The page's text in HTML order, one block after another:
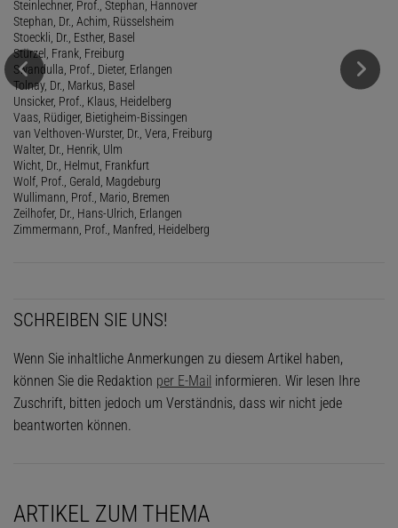
Steinlechner, Prof., Stephan, Hannover
Stephan, Dr., Achim, Rüsselsheim
Stoeckli, Dr., Esther, Basel
Stürzel, Frank, Freiburg
Swandulla, Prof., Dieter, Erlangen
Tolnay, Dr., Markus, Basel
Unsicker, Prof., Klaus, Heidelberg
Vaas, Rüdiger, Bietigheim-Bissingen
van Velthoven-Wurster, Dr., Vera, Freiburg
Walter, Dr., Henrik, Ulm
Wicht, Dr., Helmut, Frankfurt
Wolf, Prof., Gerald, Magdeburg
Wullimann, Prof., Mario, Bremen
Zeilhofer, Dr., Hans-Ulrich, Erlangen
Zimmermann, Prof., Manfred, Heidelberg
SCHREIBEN SIE UNS!
Wenn Sie inhaltliche Anmerkungen zu diesem Artikel haben,
können Sie die Redaktion per E-Mail informieren. Wir lesen Ihre
Zuschrift, bitten jedoch um Verständnis, dass wir nicht jede
beantworten können.
ARTIKEL ZUM THEMA